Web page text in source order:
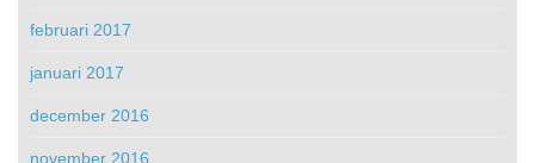
februari 2017
januari 2017
december 2016
november 2016